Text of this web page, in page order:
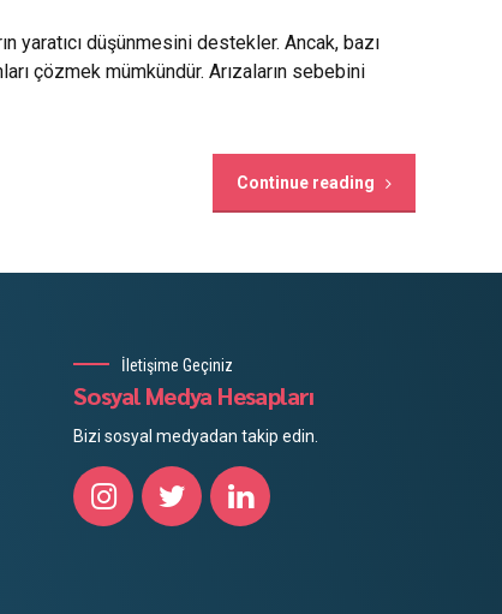
yaratıcı düşünmesini destekler. Ancak, bazı
çözmek mümkündür. Arızaların sebebini
Continue reading
İletişime Geçiniz
Sosyal Medya Hesapları
Bizi sosyal medyadan takip edin.